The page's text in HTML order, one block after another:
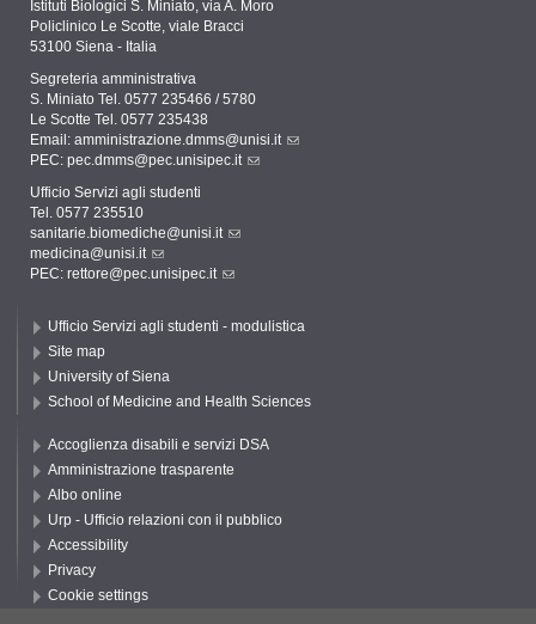
Istituti Biologici S. Miniato, via A. Moro
Policlinico Le Scotte, viale Bracci
53100 Siena - Italia
Segreteria amministrativa
S. Miniato Tel. 0577 235466 / 5780
Le Scotte Tel. 0577 235438
Email: amministrazione.dmms@unisi.it
PEC: pec.dmms@pec.unisipec.it
Ufficio Servizi agli studenti
Tel. 0577 235510
sanitarie.biomediche@unisi.it
medicina@unisi.it
PEC: rettore@pec.unisipec.it
Ufficio Servizi agli studenti - modulistica
Site map
University of Siena
School of Medicine and Health Sciences
Accoglienza disabili e servizi DSA
Amministrazione trasparente
Albo online
Urp - Ufficio relazioni con il pubblico
Accessibility
Privacy
Cookie settings